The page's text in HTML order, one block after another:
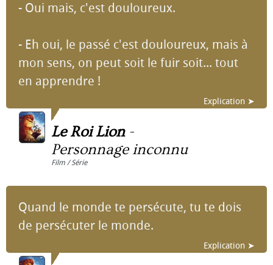
- Oui mais, c'est douloureux.
- Eh oui, le passé c'est douloureux, mais à
mon sens, on peut soit le fuir soit... tout
en apprendre !
Explication ➤
Le Roi Lion-
Personnage inconnu
Film / Série
Quand le monde te persécute, tu te dois
de persécuter le monde.
Explication ➤